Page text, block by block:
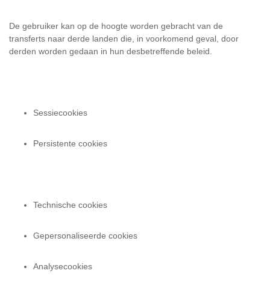
De gebruiker kan op de hoogte worden gebracht van de
transferts naar derde landen die, in voorkomend geval, door
derden worden gedaan in hun desbetreffende beleid.
Sessiecookies
Persistente cookies
Technische cookies
Gepersonaliseerde cookies
Analysecookies